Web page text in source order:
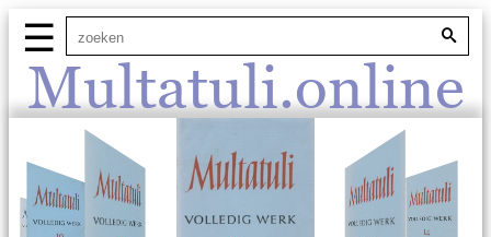
Multatuli.online
☰